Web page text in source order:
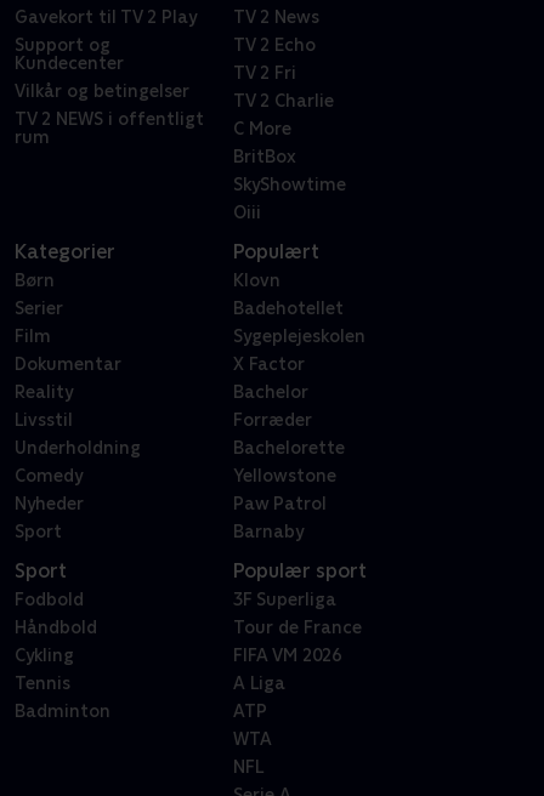
Gavekort til TV 2 Play
Support og
Kundecenter
Vilkår og betingelser
TV 2 NEWS i offentligt
rum
TV 2 News
TV 2 Echo
TV 2 Fri
TV 2 Charlie
C More
BritBox
SkyShowtime
Oiii
Kategorier
Børn
Serier
Film
Dokumentar
Reality
Livsstil
Underholdning
Comedy
Nyheder
Sport
Populært
Klovn
Badehotellet
Sygeplejeskolen
X Factor
Bachelor
Forræder
Bachelorette
Yellowstone
Paw Patrol
Barnaby
Sport
Fodbold
Håndbold
Cykling
Tennis
Badminton
Populær sport
3F Superliga
Tour de France
FIFA VM 2026
A Liga
ATP
WTA
NFL